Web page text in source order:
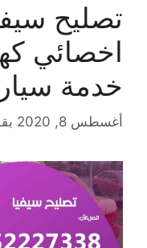
اخصائي
خدمة
أغسطس 8, 2020